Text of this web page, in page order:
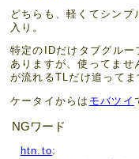
どちらも、軽くてシン
入り。
特定のIDだけタブグルー
ありますが、使ってませ
が流れるTLだけ追ってま
ケータイからは モバツイ
NGワード
htn.to